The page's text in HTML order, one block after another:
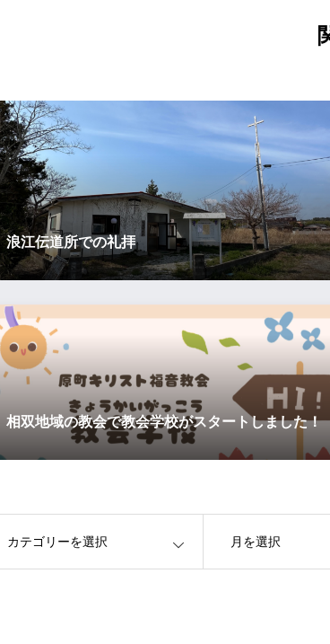
浪江伝道所での礼拝
相双地域の教会で教会学校がスタートしました！